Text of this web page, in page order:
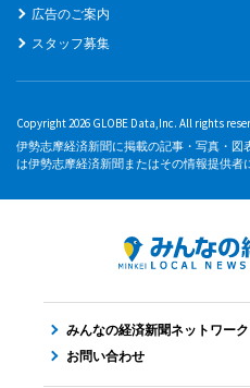
広告のご案内
スタッフ募集
Copyright 2026 GLOBE Data,Inc. All rights
伊勢志摩経済新聞に掲載の記事・写真・
は伊勢志摩経済新聞またはその情報提供者
みんなの経済新聞ネットワーク
お問い合わせ